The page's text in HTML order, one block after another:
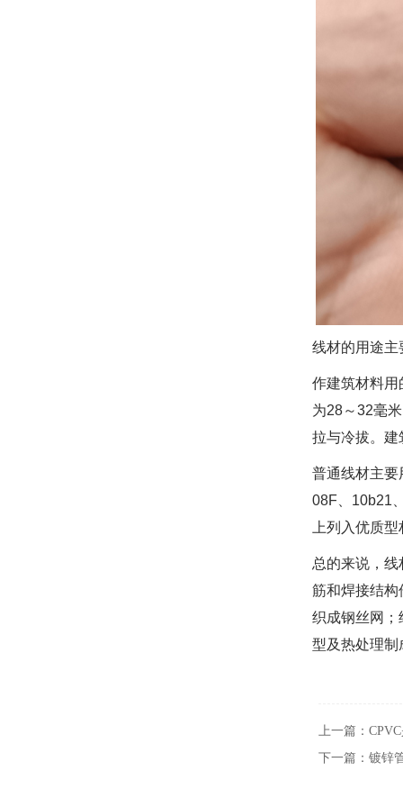
线材的用途主
作建筑材料用
为28～32毫
拉与冷拔。建
普通线材主要
08F、10b21
上列入优质
总的来说，
筋和焊接结构
织成钢丝网；
型及热处理制
上一篇：
下一篇： 镀锌